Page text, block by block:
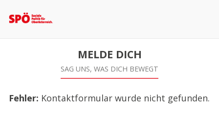
MELDE DICH
SAG UNS, WAS DICH BEWEGT
Fehler: Kontaktformular wurde nicht gefunden.